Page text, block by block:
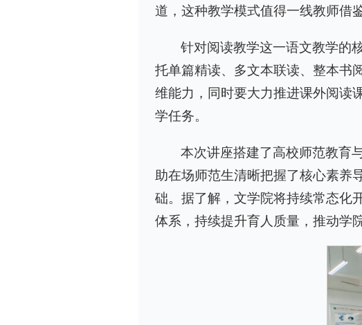
道，这种教学模式值得一线教师借鉴
针对阅读教学这一语文教学的
托单篇精读、多文本联读、整本书
维能力，同时要大力推进课外阅读
学任务。
本次讲座搭建了高校师范教育
助在场师范生清晰把握了核心素养
础。据了解，文学院将持续常态化
体系，持续提升育人质量，推动学